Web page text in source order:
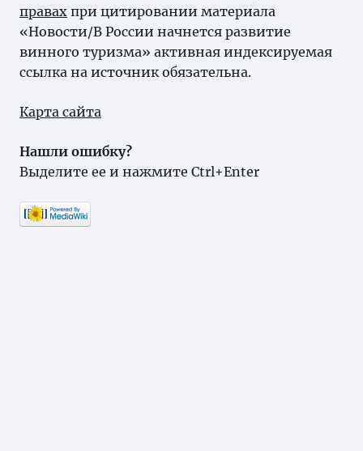
правах при цитировании материала
«Новости/В России начнется развитие
винного туризма» активная индексируемая
ссылка на источник обязательна.
Карта сайта
Нашли ошибку?
Выделите ее и нажмите Ctrl+Enter